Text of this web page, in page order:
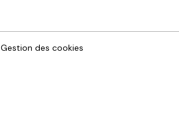
Gestion des cookies